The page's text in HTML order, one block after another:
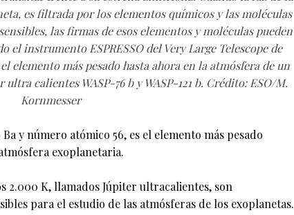
es filtrada por los elementos químicos y las moléculas
las firmas de esos elementos y moléculas pueden
el instrumento ESPRESSO del Very Large Telescope de
elemento más pesado hasta ahora en la atmósfera de un
calientes WASP-76 b y WASP-121 b. Crédito: ESO/M.
Kornmesser
y número atómico 56, es el elemento más pesado
exoplanetaria.
2.000 K, llamados Júpiter ultracalientes, son
para el estudio de las atmósferas de los exoplanetas.